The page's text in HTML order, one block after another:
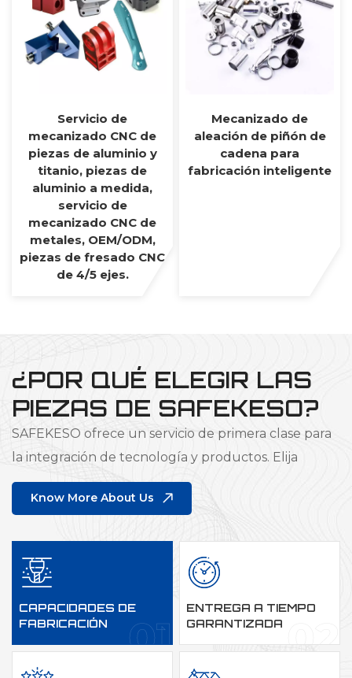
Servicio de
mecanizado CNC de
piezas de aluminio y
titanio, piezas de
aluminio a medida,
servicio de
mecanizado CNC de
metales, OEM/ODM,
piezas de fresado CNC
de 4/5 ejes.
Mecanizado de
aleación de piñón de
cadena para
fabricación inteligente
¿POR QUÉ ELEGIR LAS
PIEZAS DE SAFEKESO?
SAFEKESO ofrece un servicio de primera clase para
la integración de tecnología y productos. Elija
SAFEKESO y nos convertiremos en su principal
proveedor de piezas de precisión.
Know More About Us
CAPACIDADES DE
FABRICACIÓN
ENTREGA A TIEMPO
GARANTIZADA